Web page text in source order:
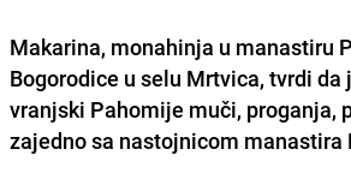
Makarina, monahinja u manastiru
Bogorodice u selu Mrtvica, tvrdi da
vranjski Pahomije muči, proganja,
zajedno sa nastojnicom manastira